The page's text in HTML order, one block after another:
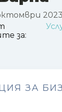
2023
за:
ЗА